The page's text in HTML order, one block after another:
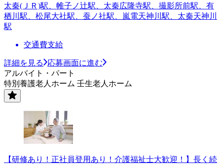
太秦(ＪＲ)駅、帷子ノ辻駅、太秦広隆寺駅、撮影所前駅、有
栖川駅、松尾大社駅、蚕ノ社駅、嵐電天神川駅、太秦天神川
駅
交通費支給
詳細を見る
応募画面に進む
アルバイト・パート
特別養護老人ホーム 壬生老人ホーム
【研修あり！正社員登用あり！介護福祉士大歓迎！】長く続